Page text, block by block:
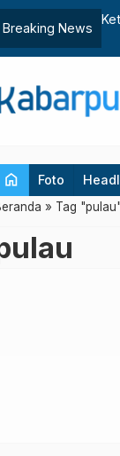
Breaking News
home Foto
» Tag "pulau"